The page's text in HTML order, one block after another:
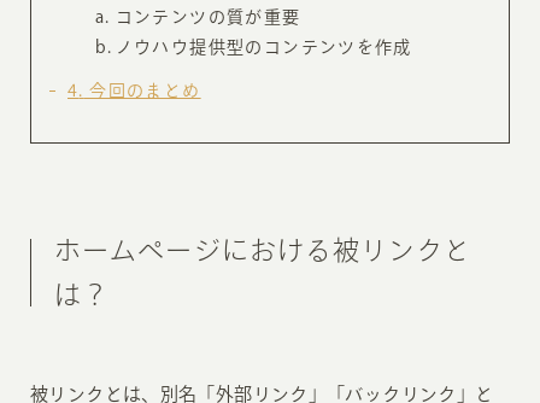
コンテンツの質が重要
ノウハウ提供型のコンテンツを作成
4 今回のまとめ
ホームページにおける被リンクと
は？
被リンクとは、別名「外部リンク」「バックリンク」と